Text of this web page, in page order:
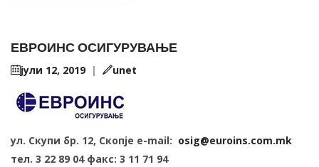
ЕВРОИНС ОСИГУРУВАЊЕ
јули 12, 2019 | unet
ул. Скупи бр. 12, Скопје e-mail: osig@euroins.com.mk
тел. 3 22 89 04 факс: 3 11 71 94